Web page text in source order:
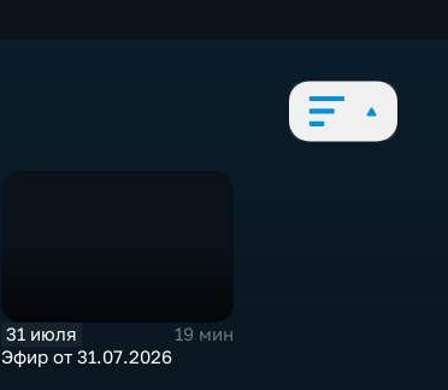
31 июля
19 мин
Эфир от 31.07.2026